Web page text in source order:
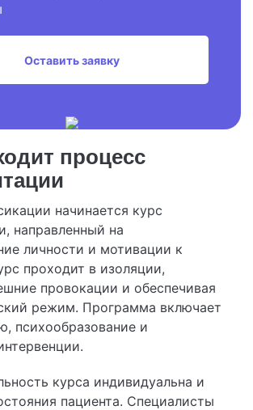
Оставить заявку
процесс
начинается курс
направленный на
личности и мотивации к
проходит в изоляции,
провокации и обеспечивая
режим. Программа включает
психообразование и
курса индивидуальна и
пациента. Специалисты